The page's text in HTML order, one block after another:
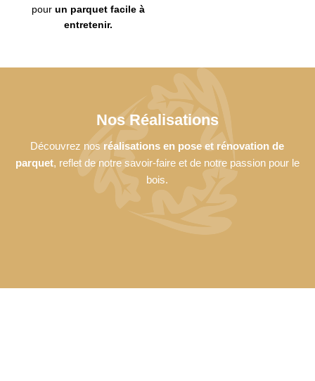
pourun parquet facile à
entretenir.
Nos Réalisations
Découvrez nos réalisations en pose et rénovation de
parquet, reflet de notre savoir-faire et de notre passion pour le
bois.